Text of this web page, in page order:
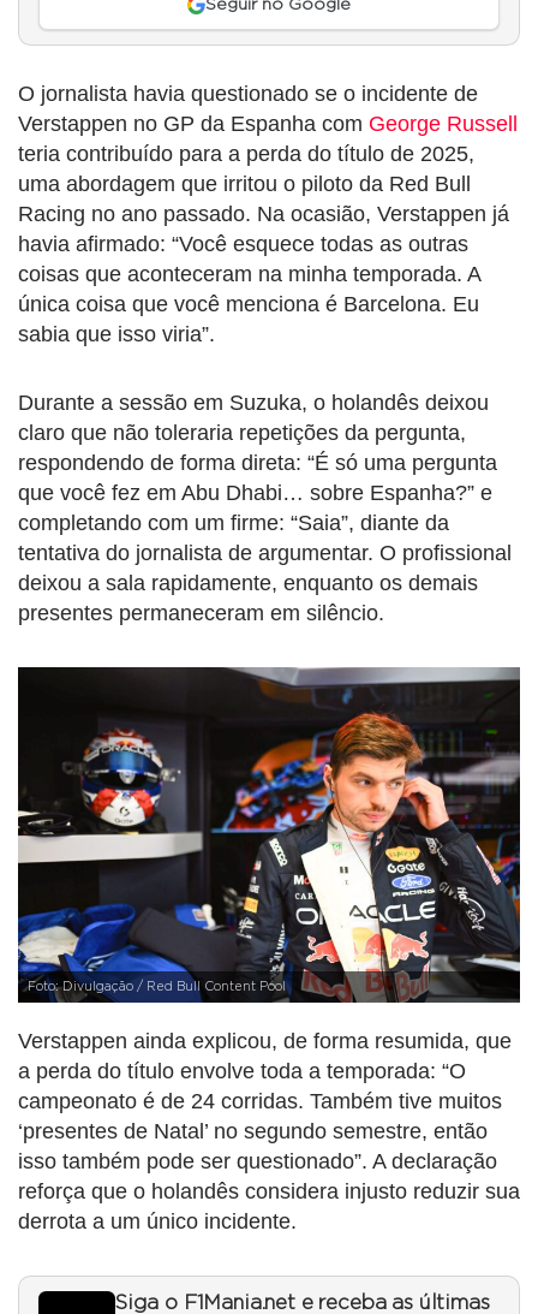
Seguir no Google
O jornalista havia questionado se o incidente de
Verstappen no GP da Espanha com George Russell
teria contribuído para a perda do título de 2025,
uma abordagem que irritou o piloto da Red Bull
Racing no ano passado. Na ocasião, Verstappen já
havia afirmado: “Você esquece todas as outras
coisas que aconteceram na minha temporada. A
única coisa que você menciona é Barcelona. Eu
sabia que isso viria”.
Durante a sessão em Suzuka, o holandês deixou
claro que não toleraria repetições da pergunta,
respondendo de forma direta: “É só uma pergunta
que você fez em Abu Dhabi… sobre Espanha?” e
completando com um firme: “Saia”, diante da
tentativa do jornalista de argumentar. O profissional
deixou a sala rapidamente, enquanto os demais
presentes permaneceram em silêncio.
Foto: Divulgação / Red Bull Content Pool
Verstappen ainda explicou, de forma resumida, que
a perda do título envolve toda a temporada: “O
campeonato é de 24 corridas. Também tive muitos
‘presentes de Natal’ no segundo semestre, então
isso também pode ser questionado”. A declaração
reforça que o holandês considera injusto reduzir sua
derrota a um único incidente.
Siga o F1Mania.net e receba as últimas